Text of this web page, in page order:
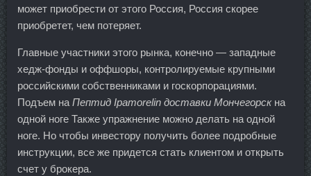
может приобрести от этого Россия, Россия скорее
приобретет, чем потеряет.
Главные участники этого рынка, конечно — западные
хедж-фонды и оффшоры, контролируемые крупными
российскими собственниками и госкорпорациями.
Подъем на Пептид Ipamorelin доставки Мончегорскна
одной ноге Также упражнение можно делать на одной
ноге. Но чтобы инвестору получить более подробные
инструкции, все же придется стать клиентом и открыть
счет у брокера.